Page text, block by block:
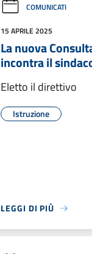
COMUNICATI
15 APRILE 2025
La nuova
incontra il
Eletto il direttivo
Istruzione
LEGGI DI PIÙ